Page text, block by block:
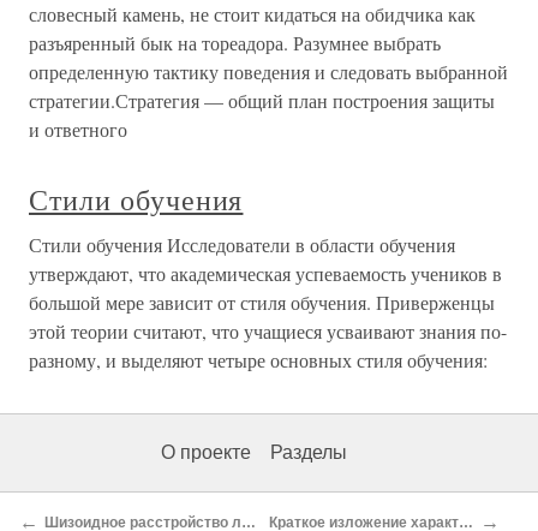
словесный камень, не стоит кидаться на обидчика как
разъяренный бык на тореадора. Разумнее выбрать
определенную тактику поведения и следовать выбранной
стратегии.Стратегия — общий план построения защиты
и ответного
Стили обучения
Стили обучения Исследователи в области обучения
утверждают, что академическая успеваемость учеников в
большой мере зависит от стиля обучения. Приверженцы
этой теории считают, что учащиеся усваивают знания по-
разному, и выделяют четыре основных стиля обучения:
О проекте Разделы
← Шизоидное расстройство личности Краткое изложение характеристик →